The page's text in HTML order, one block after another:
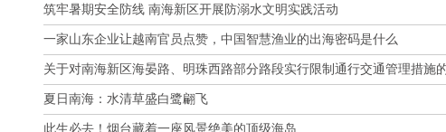
筑牢暑期安全防线 南海新区开展防溺水文明实践活动
一家山东企业让越南官员点赞，中国智慧渔业的出海密码是什么
关于对南海新区海晏路、明珠西路部分路段实行限制通行交通管理措施
夏日南海：水清草盛白鹭翩飞
此生必去！烟台藏着一座风景绝美的顶级海岛